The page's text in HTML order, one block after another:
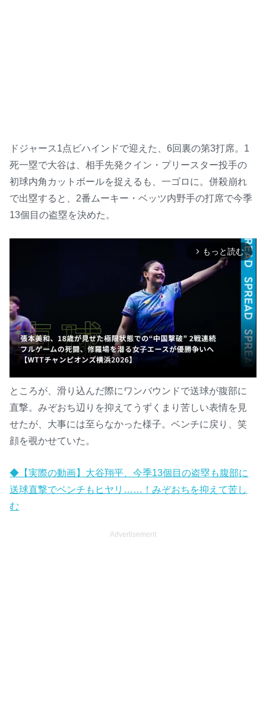
ドジャース1点ビハインドで迎えた、6回裏の第3打席。1
死一塁で大谷は、相手先発クイン・プリースター投手の
初球内角カットボールを捉えるも、一ゴロに。併殺崩れ
で出塁すると、2番ムーキー・ベッツ内野手の打席で今季
13個目の盗塁を決めた。
arrow_forward_ios もっと読む
M
u
ところが、滑り込んだ際にワンバウンドで送球が腹部に
直撃。みぞおち辺りを抑えてうずくまり苦しい表情を見
せたが、大事には至らなかった様子。ベンチに戻り、笑
顔を覗かせていた。
◆【実際の動画】大谷翔平、今季13個目の盗塁も腹部に
送球直撃でベンチもヒヤリ……！みぞおちを抑えて苦し
む
Advertisement